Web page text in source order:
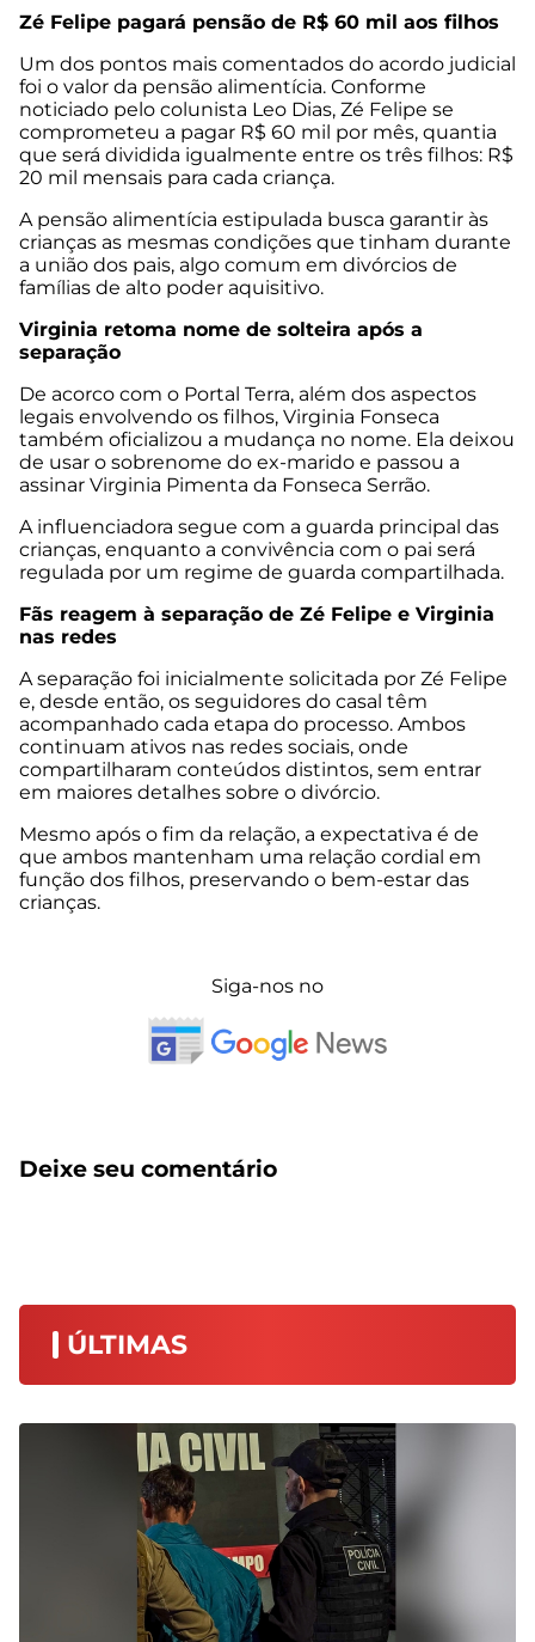
Zé Felipe pagará pensão de R$ 60 mil aos filhos
Um dos pontos mais comentados do acordo judicial
foi o valor da pensão alimentícia. Conforme
noticiado pelo colunista Leo Dias, Zé Felipe se
comprometeu a pagar R$ 60 mil por mês, quantia
que será dividida igualmente entre os três filhos: R$
20 mil mensais para cada criança.
A pensão alimentícia estipulada busca garantir às
crianças as mesmas condições que tinham durante
a união dos pais, algo comum em divórcios de
famílias de alto poder aquisitivo.
Virginia retoma nome de solteira após a
separação
De acorco com o Portal Terra, além dos aspectos
legais envolvendo os filhos, Virginia Fonseca
também oficializou a mudança no nome. Ela deixou
de usar o sobrenome do ex-marido e passou a
assinar Virginia Pimenta da Fonseca Serrão.
A influenciadora segue com a guarda principal das
crianças, enquanto a convivência com o pai será
regulada por um regime de guarda compartilhada.
Fãs reagem à separação de Zé Felipe e Virginia
nas redes
A separação foi inicialmente solicitada por Zé Felipe
e, desde então, os seguidores do casal têm
acompanhado cada etapa do processo. Ambos
continuam ativos nas redes sociais, onde
compartilharam conteúdos distintos, sem entrar
em maiores detalhes sobre o divórcio.
Mesmo após o fim da relação, a expectativa é de
que ambos mantenham uma relação cordial em
função dos filhos, preservando o bem-estar das
crianças.
Siga-nos no
Deixe seu comentário
ÚLTIMAS